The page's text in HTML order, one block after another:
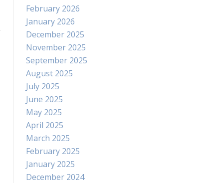
February 2026
January 2026
December 2025
November 2025
September 2025
August 2025
July 2025
June 2025
May 2025
April 2025
March 2025
February 2025
January 2025
December 2024